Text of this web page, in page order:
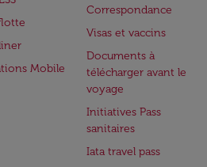
Mobile
Correspondance
Visas et vaccins
Documents à
télécharger avant le
voyage
Initiatives Pass
sanitaires
Iata travel pass